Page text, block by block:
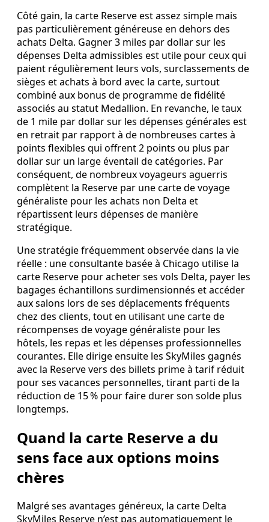
Côté gain, la carte Reserve est assez simple mais
pas particulièrement généreuse en dehors des
achats Delta. Gagner 3 miles par dollar sur les
dépenses Delta admissibles est utile pour ceux qui
paient régulièrement leurs vols, surclassements de
sièges et achats à bord avec la carte, surtout
combiné aux bonus de programme de fidélité
associés au statut Medallion. En revanche, le taux
de 1 mile par dollar sur les dépenses générales est
en retrait par rapport à de nombreuses cartes à
points flexibles qui offrent 2 points ou plus par
dollar sur un large éventail de catégories. Par
conséquent, de nombreux voyageurs aguerris
complètent la Reserve par une carte de voyage
généraliste pour les achats non Delta et
répartissent leurs dépenses de manière
stratégique.
Une stratégie fréquemment observée dans la vie
réelle : une consultante basée à Chicago utilise la
carte Reserve pour acheter ses vols Delta, payer les
bagages échantillons surdimensionnés et accéder
aux salons lors de ses déplacements fréquents
chez des clients, tout en utilisant une carte de
récompenses de voyage généraliste pour les
hôtels, les repas et les dépenses professionnelles
courantes. Elle dirige ensuite les SkyMiles gagnés
avec la Reserve vers des billets prime à tarif réduit
pour ses vacances personnelles, tirant parti de la
réduction de 15 % pour faire durer son solde plus
longtemps.
Quand la carte Reserve a du
sens face aux options moins
chères
Malgré ses avantages généreux, la carte Delta
SkyMiles Reserve n’est pas automatiquement le